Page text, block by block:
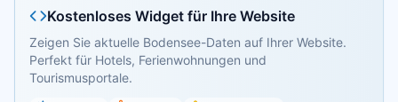
Kostenloses Widget für Ihre Website
Zeigen Sie aktuelle Bodensee-Daten auf Ihrer Website.
Perfekt für Hotels, Ferienwohnungen und
Tourismusportale.